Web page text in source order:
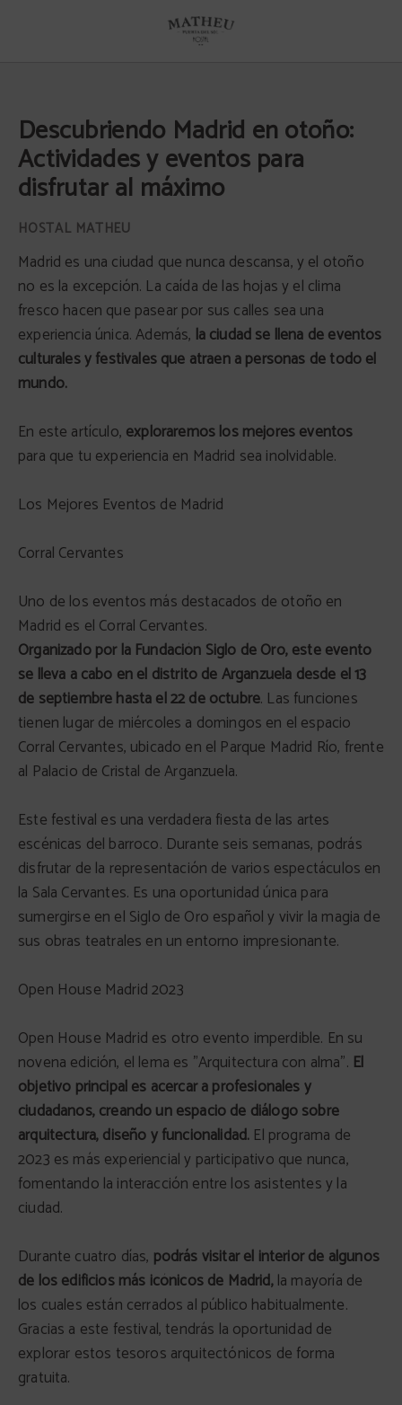
Descubriendo Madrid en otoño:
Actividades y eventos para
disfrutar al máximo
Madrid es una ciudad que nunca descansa, y el otoño
no es la excepción. La caída de las hojas y el clima
fresco hacen que pasear por sus calles sea una
experiencia única. Además, la ciudad se llena de eventos
culturales y festivales que atraen a personas de todo el
mundo.
En este artículo, exploraremos los mejores eventos
para que tu experiencia en Madrid sea inolvidable.
Los Mejores Eventos de Madrid
Corral Cervantes
Uno de los eventos más destacados de otoño en
Madrid es el Corral Cervantes.
Organizado por la Fundación Siglo de Oro, este evento
se lleva a cabo en el distrito de Arganzuela desde el 13
de septiembre hasta el 22 de octubre. Las funciones
tienen lugar de miércoles a domingos en el espacio
Corral Cervantes, ubicado en el Parque Madrid Río, frente
al Palacio de Cristal de Arganzuela.
Este festival es una verdadera fiesta de las artes
escénicas del barroco. Durante seis semanas, podrás
disfrutar de la representación de varios espectáculos en
la Sala Cervantes. Es una oportunidad única para
sumergirse en el Siglo de Oro español y vivir la magia de
sus obras teatrales en un entorno impresionante.
Open House Madrid 2023
Open House Madrid es otro evento imperdible. En su
novena edición, el lema es "Arquitectura con alma". El
objetivo principal es acercar a profesionales y
ciudadanos, creando un espacio de diálogo sobre
arquitectura, diseño y funcionalidad. El programa de
2023 es más experiencial y participativo que nunca,
fomentando la interacción entre los asistentes y la
ciudad.
Durante cuatro días, podrás visitar el interior de algunos
de los edificios más icónicos de Madrid,la mayoría de
los cuales están cerrados al público habitualmente.
Gracias a este festival, tendrás la oportunidad de
explorar estos tesoros arquitectónicos de forma
gratuita.